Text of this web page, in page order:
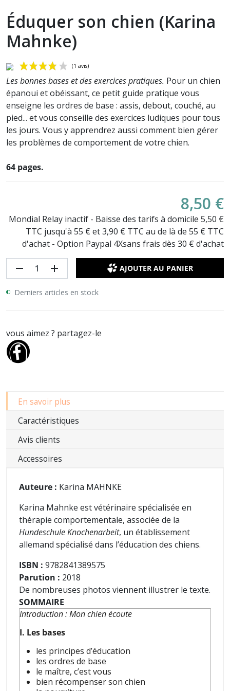
Éduquer son chien (Karina
Mahnke)
Les bonnes bases et des exercices pratiques. Pour un chien
épanoui et obéissant, ce petit guide pratique vous
enseigne les ordres de base : assis, debout, couché, au
pied... et vous conseille des exercices ludiques pour tous
les jours. Vous y apprendrez aussi comment bien gérer
les problèmes de comportement de votre chien.
64 pages.
8,50 €
Mondial Relay inactif - Baisse des tarifs à domicile 5,50 €
TTC jusqu'à 55 € et 3,90 € TTC au de là de 55 € TTC
d'achat - Option Paypal 4Xsans frais dès 30 € d'achat
remove add AJOUTER AU PANIER
Derniers articles en stock
vous aimez ? partagez-le
En savoir plus
Caractéristiques
Avis clients
Accessoires
Auteure : Karina MAHNKE
Karina Mahnke est vétérinaire spécialisée en
thérapie comportementale, associée de la
Hundeschule Knochenarbeit, un établissement
allemand spécialisé dans l’éducation des chiens.
ISBN : 9782841389575
Parution : 2018
De nombreuses photos viennent illustrer le texte.
SOMMAIRE
Introduction : Mon chien écoute
I. Les bases
les principes d’éducation
les ordres de base
le maître, c’est vous
bien récompenser son chien